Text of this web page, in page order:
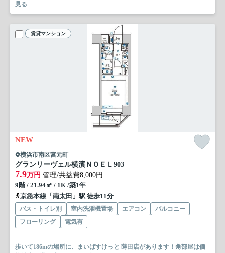
見る
賃貸マンション
NEW
横浜市南区宮元町
グランリーヴェル横濱ＮＯＥＬ 903
7.9万円 管理/共益費8,000円
9階 / 21.94㎡ / 1K /築1年
京急本線「南太田」駅 徒歩11分
バス・トイレ別 室内洗濯機置場 エアコン
バルコニー
フローリング
電気有
歩いて186mの場所に、まいばすけっと 蒔田店があります！角部屋は価